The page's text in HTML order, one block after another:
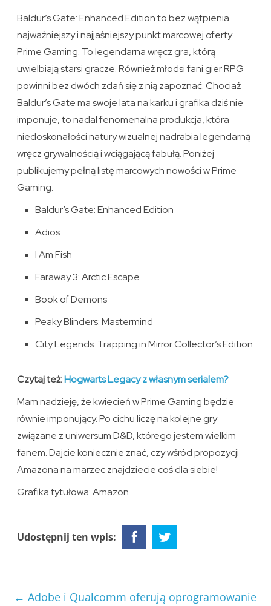
Baldur’s Gate: Enhanced Edition to bez wątpienia
najważniejszy i najjaśniejszy punkt marcowej oferty
Prime Gaming. To legendarna wręcz gra, którą
uwielbiają starsi gracze. Również młodsi fani gier RPG
powinni bez dwóch zdań się z nią zapoznać. Chociaż
Baldur’s Gate ma swoje lata na karku i grafika dziś nie
imponuje, to nadal fenomenalna produkcja, która
niedoskonałości natury wizualnej nadrabia legendarną
wręcz grywalnością i wciągającą fabułą. Poniżej
publikujemy pełną listę marcowych nowości w Prime
Gaming:
Baldur’s Gate: Enhanced Edition
Adios
I Am Fish
Faraway 3: Arctic Escape
Book of Demons
Peaky Blinders: Mastermind
City Legends: Trapping in Mirror Collector’s Edition
Czytaj też:Hogwarts Legacy z własnym serialem?
Mam nadzieję, że kwiecień w Prime Gaming będzie
równie imponujący. Po cichu liczę na kolejne gry
związane z uniwersum D&D, którego jestem wielkim
fanem. Dajcie koniecznie znać, czy wśród propozycji
Amazona na marzec znajdziecie coś dla siebie!
Grafika tytułowa: Amazon
Udostępnij ten wpis:
← Adobe i Qualcomm oferują oprogramowanie